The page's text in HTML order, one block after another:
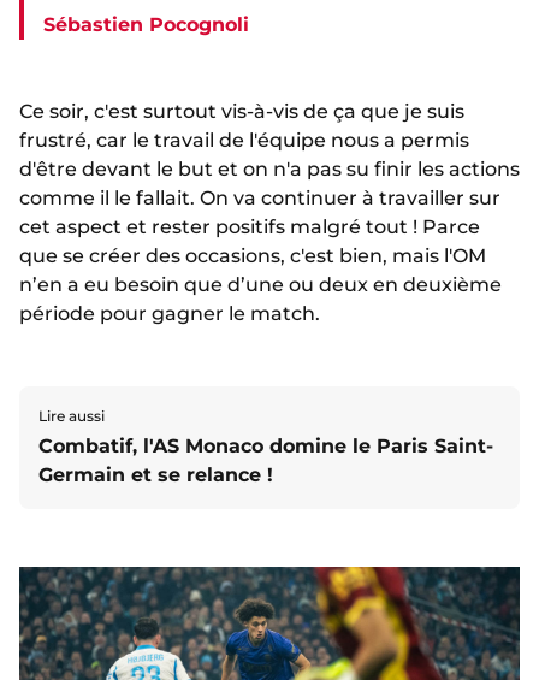
Sébastien Pocognoli
Ce soir, c'est surtout vis-à-vis de ça que je suis
frustré, car le travail de l'équipe nous a permis
d'être devant le but et on n'a pas su finir les actions
comme il le fallait. On va continuer à travailler sur
cet aspect et rester positifs malgré tout ! Parce
que se créer des occasions, c'est bien, mais l'OM
n’en a eu besoin que d’une ou deux en deuxième
période pour gagner le match.
Lire aussi
Combatif, l'AS Monaco domine le Paris Saint-
Germain et se relance !